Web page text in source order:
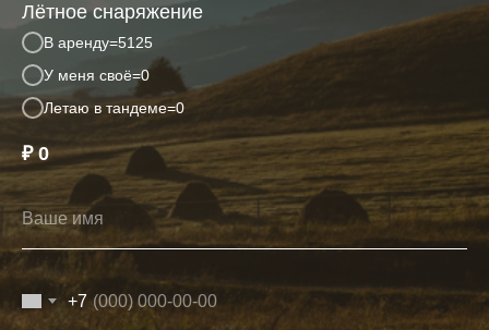
Лётное снаряжение
В аренду=5125
У меня своё=0
Летаю в тандеме=0
₽ 0
+7